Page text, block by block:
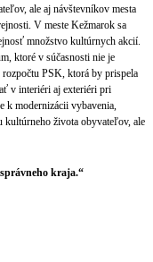
ale aj návštevníkov mesta
V meste Kežmarok sa
množstvo kultúrnych akcií.
ktoré v súčasnosti nie je
PSK, ktorá by prispela
v interiéri aj exteriéri pri
k modernizácii vybavenia,
kultúrneho života obyvateľov, ale
kraja.“